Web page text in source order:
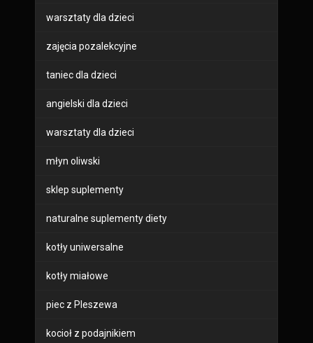
warsztaty dla dzieci
zajęcia pozalekcyjne
taniec dla dzieci
angielski dla dzieci
warsztaty dla dzieci
młyn oliwski
sklep suplementy
naturalne suplementy diety
kotły uniwersalne
kotły miałowe
piec z Pleszewa
kocioł z podajnikiem